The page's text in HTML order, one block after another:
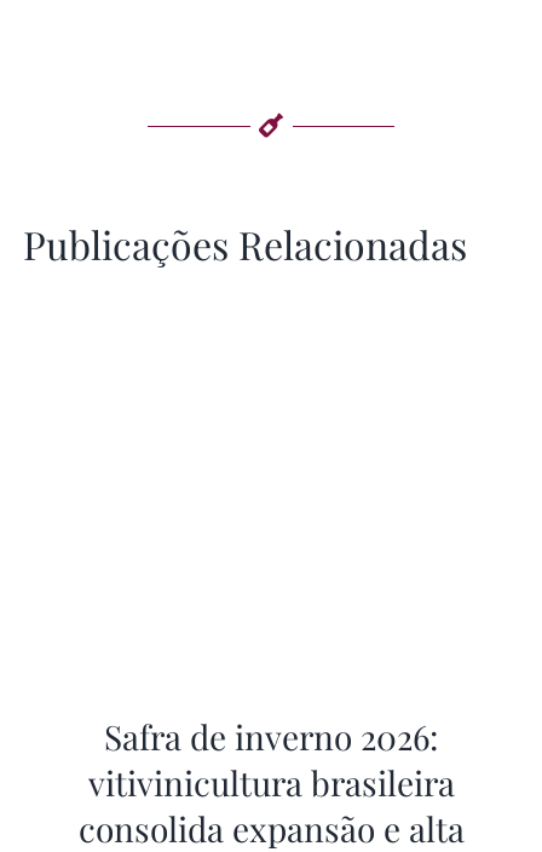
Publicações Relacionadas
Safra de inverno 2026:
vitivinicultura brasileira
consolida expansão e alta